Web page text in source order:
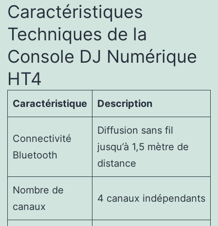
Caractéristiques
Techniques de la
Console DJ Numérique
HT4
Caractéristique Description
Connectivité
Bluetooth
Diffusion sans fil
jusqu’à 1,5 mètre de
distance
Nombre de
canaux
4 canaux indépendants